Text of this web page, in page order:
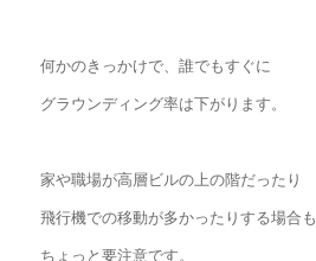
何かのきっかけで、誰でもすぐに
グラウンディング率は下がります。
家や職場が高層ビルの上の階だったり
飛行機での移動が多かったりする場合も
ちょっと要注意です。